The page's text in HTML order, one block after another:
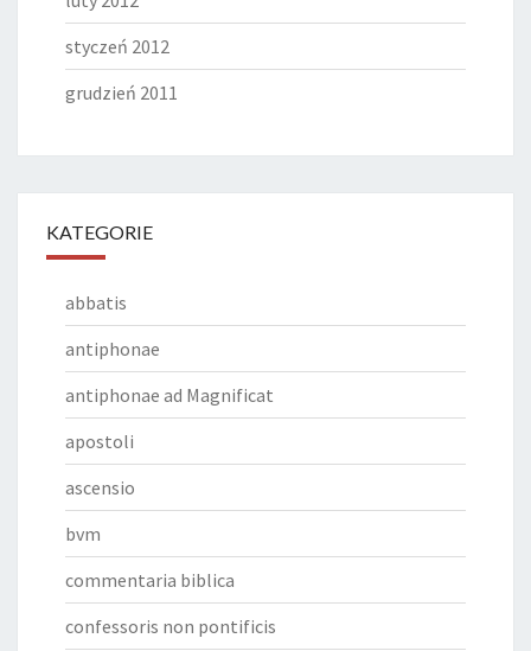
styczeń 2012
grudzień 2011
KATEGORIE
abbatis
antiphonae
antiphonae ad Magnificat
apostoli
ascensio
bvm
commentaria biblica
confessoris non pontificis